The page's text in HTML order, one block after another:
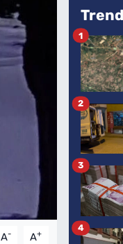
A- A+
1
2
3
4